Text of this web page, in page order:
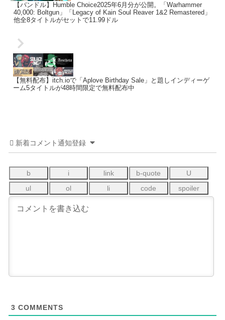
【バンドル】Humble Choice2025年6月分が公開。「Warhammer
40,000: Boltgun」「Legacy of Kain Soul Reaver 1&2 Remastered」
他全8タイトルがセットで11.99ドル
【無料配布】itch.ioで「Aplove Birthday Sale」と題しインディーゲ
ーム5タイトルが48時間限定で無料配布中
新着コメント通知登録
3 COMMENTS